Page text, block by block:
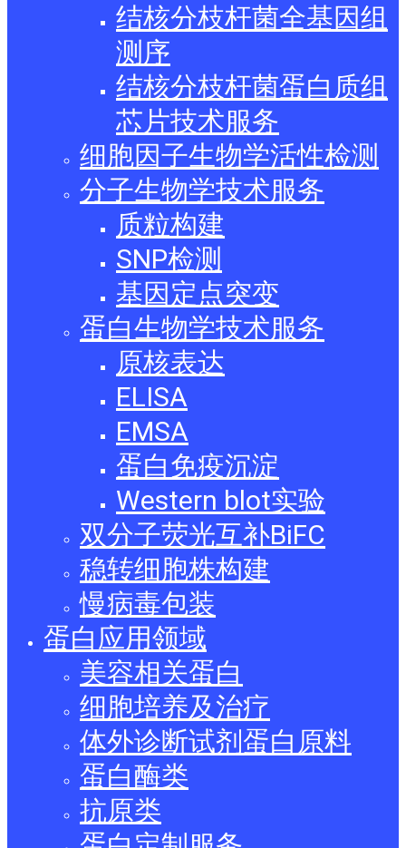
结核分枝杆菌全基因组
测序
结核分枝杆菌蛋白质组
芯片技术服务
细胞因子生物学活性检测
分子生物学技术服务
质粒构建
SNP检测
基因定点突变
蛋白生物学技术服务
原核表达
ELISA
EMSA
蛋白免疫沉淀
Western blot实验
双分子荧光互补BiFC
稳转细胞株构建
慢病毒包装
蛋白应用领域
美容相关蛋白
细胞培养及治疗
体外诊断试剂蛋白原料
蛋白酶类
抗原类